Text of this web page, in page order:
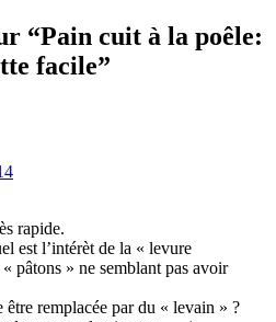
“Pain cuit à la poêle:
facile”
rapide.
est l’intérèt de la « levure
pâtons » ne semblant pas avoir
remplacée par du « levain » ?